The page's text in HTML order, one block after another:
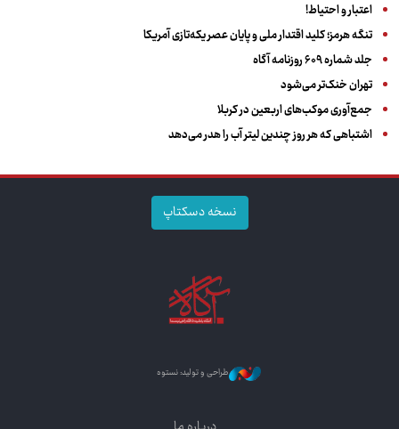
اعتبار و احتیاط!
تنگه هرمز؛ کلید اقتدار ملی و پایان عصر یکه‌تازی آمریکا
جلد شماره ۶۰۹ روزنامه آگاه
تهران خنک‌تر می‌شود
جمع‌آوری موکب‌های اربعین در کربلا
اشتباهی که هر روز چندین لیتر آب را هدر می‌دهد
نسخه دسکتاپ
طراحی و تولید: نستوه